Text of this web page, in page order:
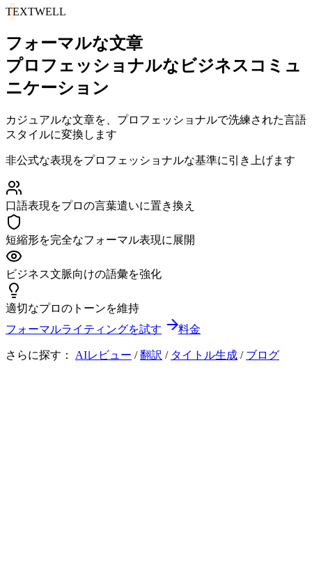
TEXTWELL
フォーマルな文章
プロフェッショナルなビジネスコミュ
ニケーション
カジュアルな文章を、プロフェッショナルで洗練された言語
スタイルに変換します
非公式な表現をプロフェッショナルな基準に引き上げます
口語表現をプロの言葉遣いに置き換え
短縮形を完全なフォーマル表現に展開
ビジネス文脈向けの語彙を強化
適切なプロのトーンを維持
フォーマルライティングを試す
料金
さらに探す： AIレビュー /翻訳 / タイトル生成 / ブログ